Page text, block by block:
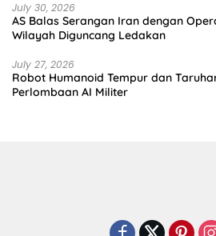
July 30, 2026
AS Balas Serangan Iran dengan
Wilayah Diguncang Ledakan
July 27, 2026
Robot Humanoid Tempur dan
Perlombaan AI Militer